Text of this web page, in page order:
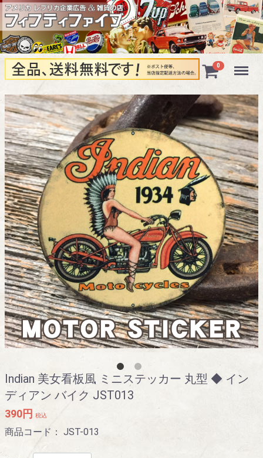
0 Menu
Indian 美女看板風 ミニステッカー 丸型 ◆ イン
ディアン バイク JST013
390円 税込
商品コード： JST-013